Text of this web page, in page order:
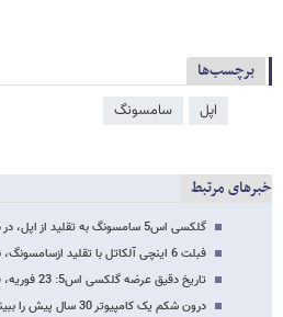
برچسب‌ها
اپل سامسونگ
خبرهای مرتبط
گلکسی اس5 سامسونگ به تقلید از اپل، در دو نسخه آلومینیومی و پلاستیکی
فبلت 6 اینچی آلکاتل با تقلید ازسامسونگ، نوت 3 را به چالش کشیده است
تاریخ دقیق عرضه گلکسی اس5: 23 فوریه، قبل از کنفرانس جهانی موبایل بارسلونا
درون شکم یک کامپیوتر 30 سال پیش را ببینید